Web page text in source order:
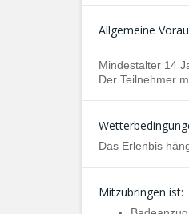
Allgemeine
Mindestalter 14
Der Teilnehmer
Das Erlenbis
Mitzubringen ist: